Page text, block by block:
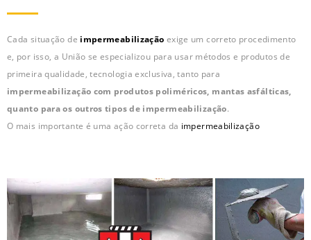
Cada situação de impermeabilização exige um correto procedimento
e, por isso, a União se especializou para usar métodos e produtos de
primeira qualidade, tecnologia exclusiva, tanto para
impermeabilização com produtos poliméricos, mantas asfálticas,
quanto para os outros tipos de impermeabilização.
O mais importante é uma ação correta da impermeabilização